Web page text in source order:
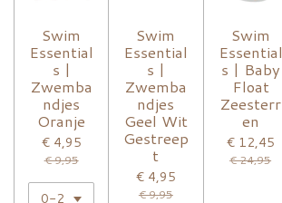
Swim
Essential
s |
Zwemba
ndjes
Oranje
€ 4,95
€ 9,95
Swim
Essential
s |
Zwemba
ndjes
Geel Wit
Gestreep
t
€ 4,95
€ 9,95
Swim
Essential
s | Baby
Float
Zeesterr
en
€ 12,45
€ 24,95